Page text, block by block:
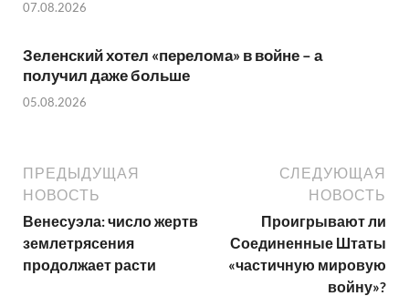
07.08.2026
Зеленский хотел «перелома» в войне – а
получил даже больше
05.08.2026
ПРЕДЫДУЩАЯ
НОВОСТЬ
Венесуэла: число жертв
землетрясения
продолжает расти
СЛЕДУЮЩАЯ
НОВОСТЬ
Проигрывают ли
Соединенные Штаты
«частичную мировую
войну»?